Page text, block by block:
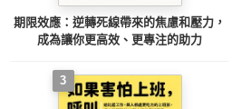
期限效應：逆轉死線帶來的焦慮和壓力，
成為讓你更高效、更專注的助力
3